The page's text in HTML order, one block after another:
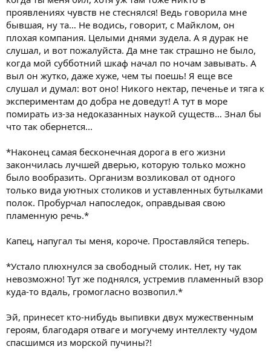
проявлениях чувств не стеснялся! Ведь говорила мне
бывшая, ну та… Не водись, говорит, с Майклом, он
плохая компания. Целыми днями зудела. А я дурак не
слушал, и вот пожалуйста. Да мне так страшно не было,
когда мой субботний шкаф начал по ночам завывать. А
выл он жутко, даже хуже, чем ты поешь! Я еще все
слушал и думал: вот оно! Никого нектар, печенье и тяга к
экспериментам до добра не доведут! А тут в море
помирать из-за недоказанных наукой существ… Знал бы
что так обернется...
*Наконец самая бесконечная дорога в его жизни
закончилась лучшей дверью, которую только можно
было вообразить. Организм возликовал от одного
только вида уютных столиков и уставленных бутылками
полок. Пробурчал напоследок, оправдывая свою
пламенную речь.*
Капец, напугал ты меня, короче. Проставляйся теперь.
*Устало плюхнулся за свободный столик. Нет, ну так
невозможно! Тут же поднялся, устремив пламенный взор
куда-то вдаль, громогласно возвопил.*
Эй, принесет кто-нибудь выпивки двух мужественным
героям, благодаря отваге и могучему интеллекту чудом
спасшимся из морской пучины?!